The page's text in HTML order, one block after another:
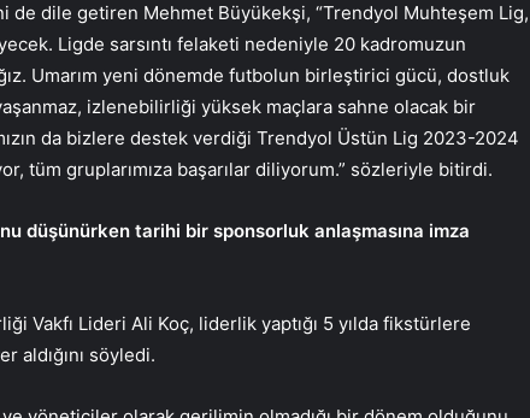
dile getiren Mehmet Büyükekşi, “Trendyol Muhteşem Lig,
Ligde sarsıntı felaketi nedeniyle 20 kadromuzun
Umarım yeni dönemde futbolun birleştirici gücü, dostluk
izlenebilirliği yüksek maçlara sahne olacak bir
da bizlere destek verdiği Trendyol Üstün Lig 2023-2024
tüm gruplarımıza başarılar diliyorum.” sözleriyle bitirdi.
düşünürken tarihi bir sponsorluk anlaşmasına imza
Vakfı Lideri Ali Koç, liderlik yaptığı 5 yılda fikstürlere
aldığını söyledi.